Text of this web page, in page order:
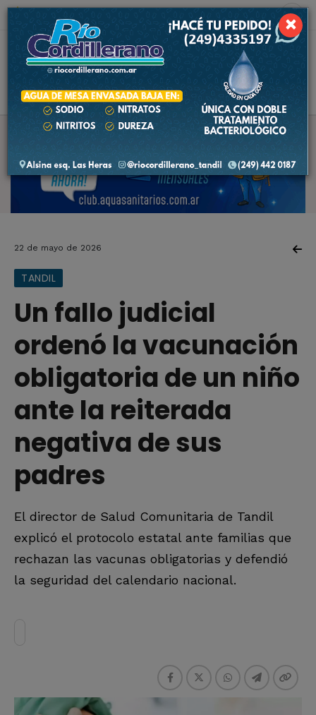
8.9 ºC
22 de mayo de 2026
TANDIL
Un fallo judicial
ordenó la vacunación
obligatoria de un niño
ante la reiterada
negativa de sus
padres
El director de Salud Comunitaria de Tandil
explicó el protocolo estatal ante familias que
rechazan las vacunas obligatorias y defendió
la seguridad del calendario nacional.
×